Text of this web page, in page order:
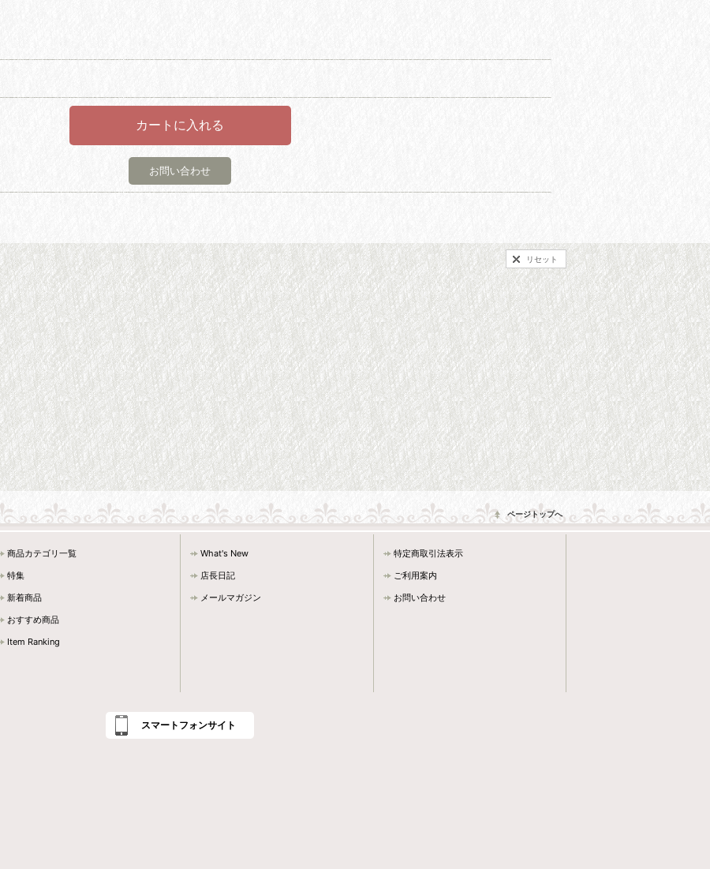
お問い合わせ
リセット
ページトップへ
商品カテゴリ一覧
特集
新着商品
おすすめ商品
Item Ranking
What's New
店長日記
メールマガジン
特定商取引法表示
ご利用案内
お問い合わせ
スマートフォンサイト